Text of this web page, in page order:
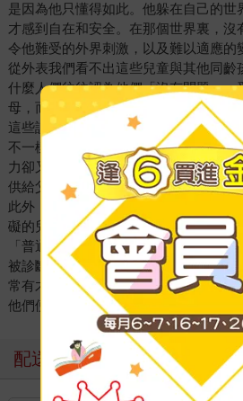
是因為他只懂得如此。他躲在自己的世
才感到自在和安全。在那個世界裏，沒
令他難受的外界刺激，以及難以適應的
從外表我們看不出這些兒童與其他同齡
什麼人們往往認為他們「沒有問題」，
母，而「罪名」很可能是「教子無方」
這些誤解會大大增加父母的痛苦，因為
不一樣的孩子，卻往往感到束手無策；
力卻又會引來別人一些不公平的指控。
供給父母和這些兒童的援助仍然非常有
此外，通過這本圖畫書，還能讓我們看
礙的兒童不僅僅有某些「缺失」，其實
「普通」小孩的才能。以約翰為例，
被診斷有自閉症譜系障礙的兒童，有的
常有才華，有的則精通某種技術。只要
他們便能得到自我的肯定，過一個充實
配送方式